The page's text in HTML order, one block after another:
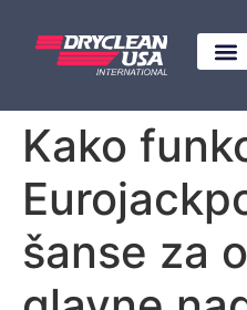
Kako
šanse za